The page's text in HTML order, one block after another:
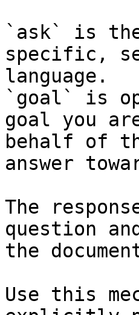
`ask` is
specific,
language.
`goal` is
goal you
behalf of
answer
The
question
the
Use this